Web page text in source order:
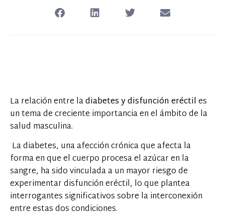
La relación entre ladiabetes y disfunción eréctiles
un tema de creciente importancia en el ámbito de la
salud masculina.
La diabetes, una afección crónica que afecta la
forma en que el cuerpo procesa el azúcar en la
sangre, ha sido vinculada a un mayor riesgo de
experimentar disfunción eréctil, lo que plantea
interrogantes significativos sobre la interconexión
entre estas dos condiciones.